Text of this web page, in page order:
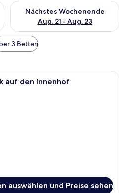
dieses Wochenende, Aug. 14
Nächstes Wochenende
Aug. 21 - Aug. 23
Überprüfe die Verfügbarkeit
3 Betten
Ein Hotelzimmer mit einem Bett,
auf den Innenhof
auswählen und Preise sehen